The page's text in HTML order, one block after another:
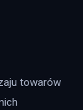
towarów